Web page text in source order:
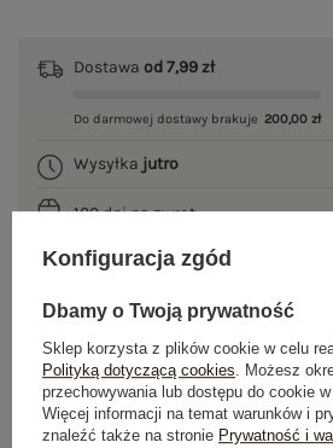
Dostawa od 7,99 zł
Do darmowej dostawy brakuje 200,00 zł
Wysyłka jutro
100 dni na zwrot
OPIS PRODUKTU
GŁÓWNE PARAMETRY
OPINIE O PRODUKCIE (0)
Konfiguracja zgód
Dbamy o Twoją prywatność
Sklep korzysta z plików cookie w celu
Polityką dotyczącą cookies. Możesz
przechowywania lub dostępu do cookie
Więcej informacji na temat warunków i
znaleźć także na stronie Prywatność i